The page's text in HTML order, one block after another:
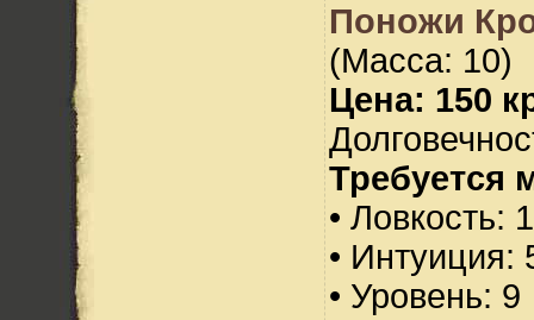
Поножи
(Масса: 10)
Цена: 150
Требуется
• Ловкость:
• Интуиция:
• Уровень: 9